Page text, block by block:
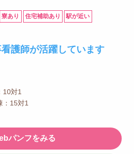
寮あり 住宅補助あり 駅が近い
護師が活躍しています
10対1
：15対1
パンフをみる